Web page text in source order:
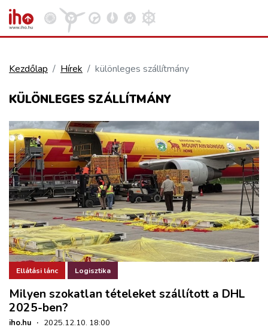
VASÚT
KÖZÚT
REPÜLÉS
KÖZLEKEDÉSFEJLESZTÉS
ELLÁTÁSI LÁNC
ZÖLDÚT
HAJÓZÁS
Kezdőlap Hírek különleges szállítmány
KÜLÖNLEGES SZÁLLÍTMÁNY
Ellátási lánc Logisztika
Milyen szokatlan tételeket szállított a DHL
2025-ben?
iho.hu · 2025.12.10. 18:00